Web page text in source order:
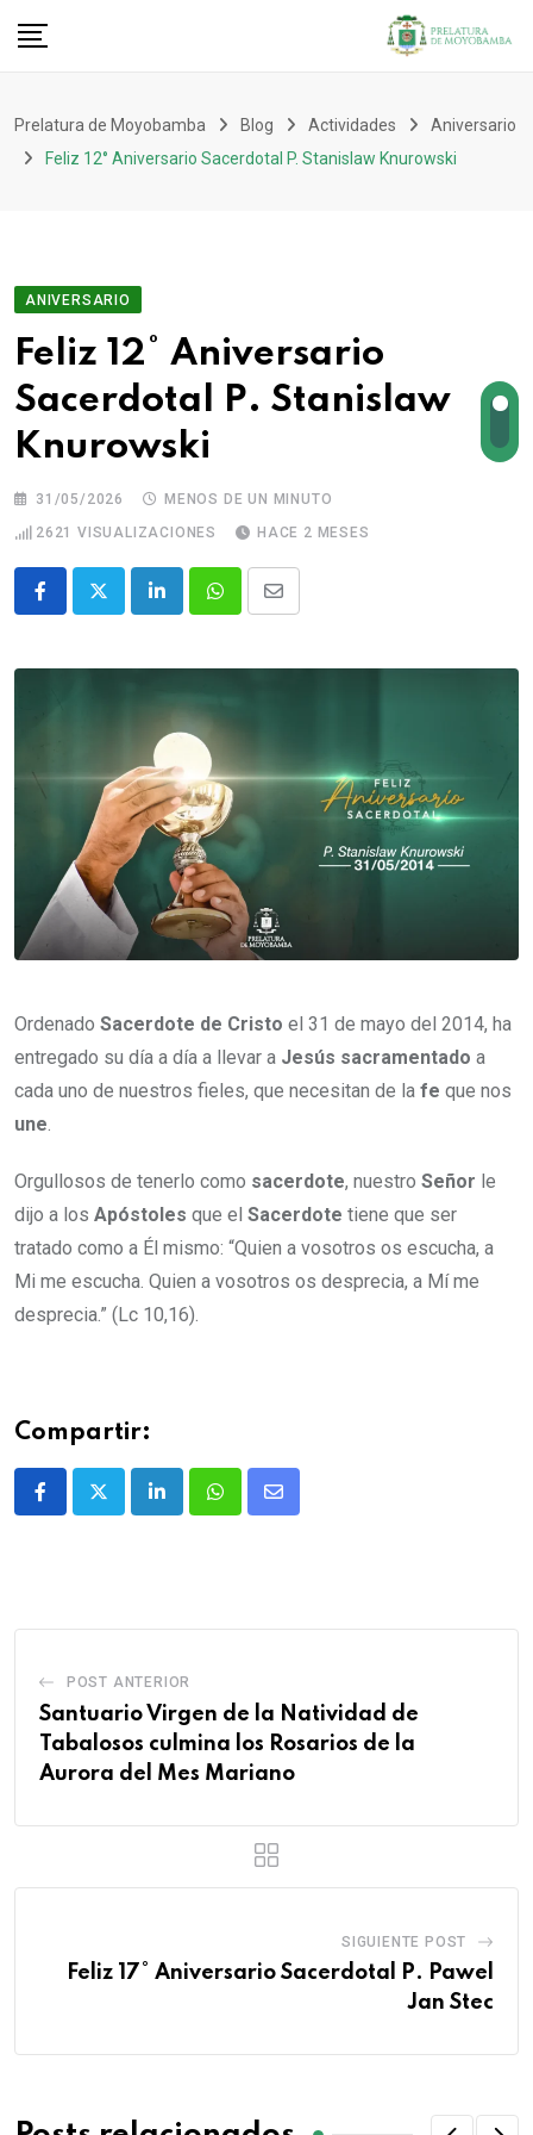
Prelatura de Moyobamba Blog Actividades
Aniversario
Feliz 12° Aniversario Sacerdotal P. Stanislaw Knurowski
ANIVERSARIO
Feliz 12° Aniversario
Sacerdotal P. Stanislaw
Knurowski
31/05/2026
MENOS DE UN MINUTO
2621
VISUALIZACIONES HACE 2 MESES
Ordenado Sacerdote de Cristo el 31 de mayo del 2014, ha
entregado su día a día a llevar a Jesús sacramentado a
cada uno de nuestros fieles, que necesitan de la fe que nos
une
Orgullosos de tenerlo como sacerdote, nuestro Señor le
dijo a los Apóstoles que el Sacerdote tiene que ser
tratado como a Él mismo: “Quien a vosotros os escucha, a
Mi me escucha. Quien a vosotros os desprecia, a Mí me
desprecia.” (Lc 10,16).
Compartir:
POST ANTERIOR
Santuario Virgen de la Natividad de
Tabalosos culmina los Rosarios de la
Aurora del Mes Mariano
SIGUIENTE POST
Feliz 17° Aniversario Sacerdotal P. Pawel
Jan Stec